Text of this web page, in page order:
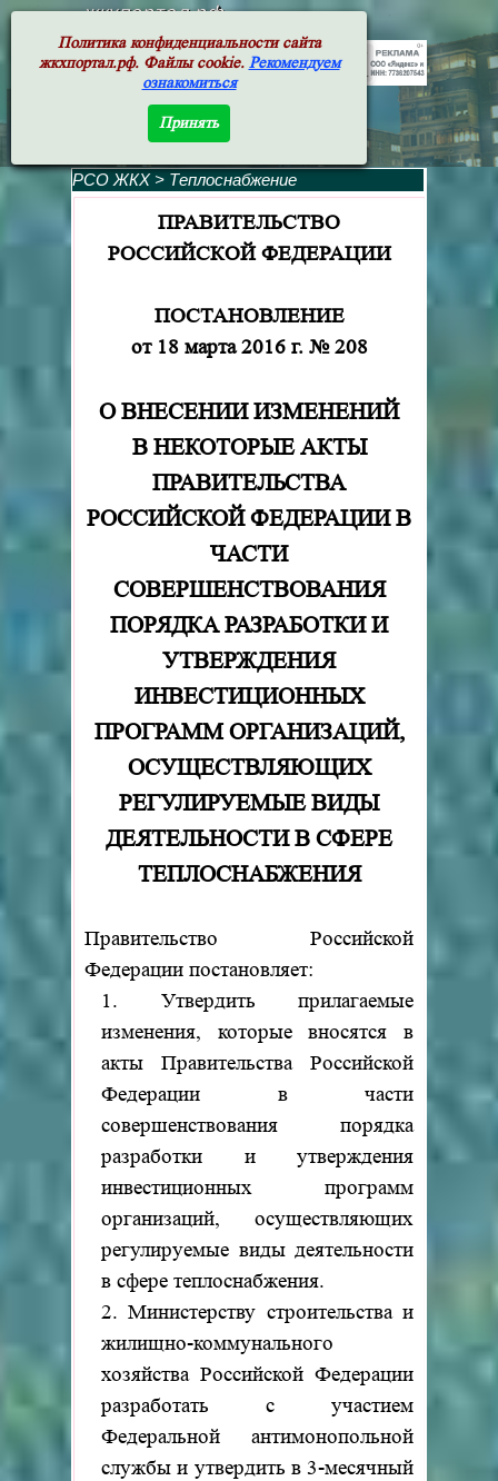
жкхпортал.рф
РСО ЖКХ> Теплоснабжение
ПРАВИТЕЛЬСТВО
РОССИЙСКОЙ ФЕДЕРАЦИИ
ПОСТАНОВЛЕНИЕ
от 18 марта 2016 г. № 208
О ВНЕСЕНИИ ИЗМЕНЕНИЙ
В НЕКОТОРЫЕ АКТЫ
ПРАВИТЕЛЬСТВА
РОССИЙСКОЙ ФЕДЕРАЦИИ В
ЧАСТИ
СОВЕРШЕНСТВОВАНИЯ
ПОРЯДКА РАЗРАБОТКИ И
УТВЕРЖДЕНИЯ
ИНВЕСТИЦИОННЫХ
ПРОГРАММ ОРГАНИЗАЦИЙ,
ОСУЩЕСТВЛЯЮЩИХ
РЕГУЛИРУЕМЫЕ ВИДЫ
ДЕЯТЕЛЬНОСТИ В СФЕРЕ
ТЕПЛОСНАБЖЕНИЯ
Правительство Российской
Федерации постановляет:
1. Утвердить прилагаемые
изменения, которые вносятся в
акты Правительства Российской
Федерации в части
совершенствования порядка
разработки и утверждения
инвестиционных программ
организаций, осуществляющих
регулируемые виды деятельности
в сфере теплоснабжения.
2. Министерству строительства и
жилищно-коммунального
хозяйства Российской Федерации
разработать с участием
Федеральной антимонопольной
службы и утвердить в 3-месячный
Политика конфиденциальности сайта
жкхпортал.рф. Файлы cookie. Рекомендуем
ознакомиться
Принять